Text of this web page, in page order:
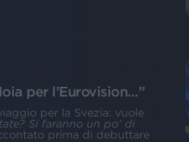
per l’Eurovision…”
per la Svezia: vuole
Si faranno un po’ di
prima di debuttare